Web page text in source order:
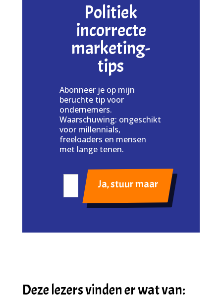
Politiek
incorrecte
marketing-
tips
Abonneer je op mijn
beruchte tip voor
ondernemers.
Waarschuwing: ongeschikt
voor millennials,
freeloaders en mensen
met lange tenen.
Deze lezers vinden er wat van: